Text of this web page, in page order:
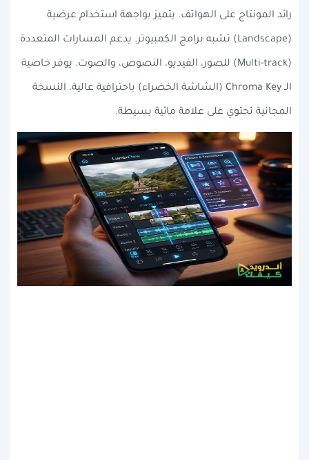
رائد المونتاج على الهواتف. يتميز بواجهة استخدام عرضية
(Landscape) تشبه برامج الكمبيوتر. يدعم المسارات المتعددة
(Multi-track) للصور، الفيديو، النصوص، والصوت. يوفر خاصية
الـ Chroma Key (الشاشة الخضراء) باحترافية عالية. النسخة
المجانية تحتوي على علامة مائية بسيطة.